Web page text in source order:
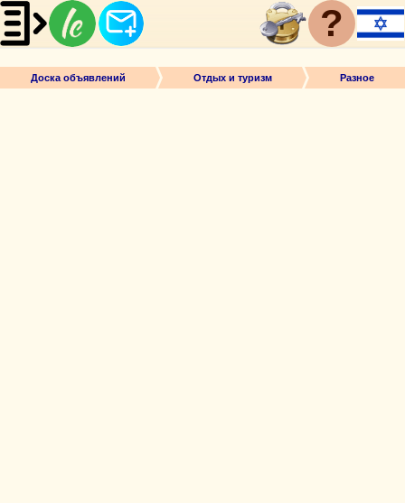
?
Доска объявлений Отдых и туризм Разное